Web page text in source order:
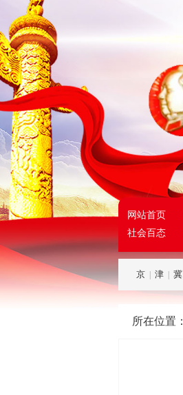
网站首页
社会百态
京 | 津 | 冀
所在位置：